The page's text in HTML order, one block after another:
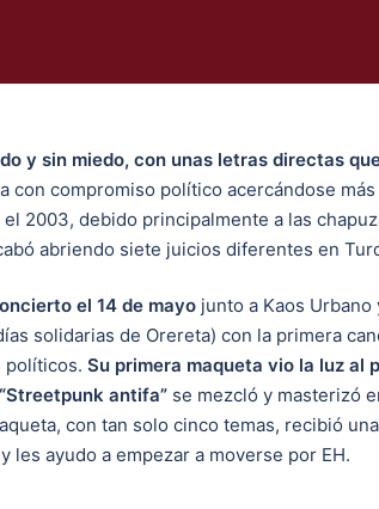
y sin miedo, con unas letras directas
con compromiso político acercándose
2003, debido principalmente a las
abriendo siete juicios diferentes en
el 14 de mayo junto a Kaos Urbano
solidarias de Orereta) con la primera
políticos. Su primera maqueta vio la luz al
“Streetpunk antifa” se mezcló y masterizó
con tan solo cinco temas, recibió
ayudo a empezar a moverse por EH.